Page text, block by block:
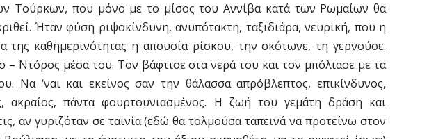
Τούρκων, που μόνο με το μίσος του Αννίβα κατά των Ρωμαίων θα
Ήταν φύση ριψοκίνδυνη, ανυπότακτη, ταξιδιάρα, νευρική, που η
της καθημερινότητας η απουσία ρίσκου, την σκότωνε, τη γερνούσε.
– Ντόρος μέσα του. Τον βάφτισε στα νερά του και τον μπόλιασε με τα
Να ‘ναι και εκείνος σαν την θάλασσα απρόβλεπτος, επικίνδυνος,
ακραίος, πάντα φουρτουνιασμένος. Η ζωή του γεμάτη δράση και
αν γυριζόταν σε ταινία (εδώ θα τολμούσα ταπεινά να προτείνω στον